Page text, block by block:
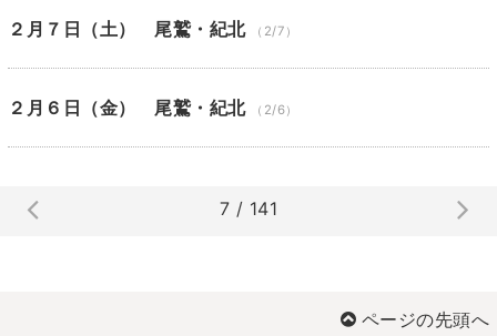
２月７日（土） 尾鷲・紀北 （2/7）
２月６日（金） 尾鷲・紀北 （2/6）
7 / 141
ページの先頭へ